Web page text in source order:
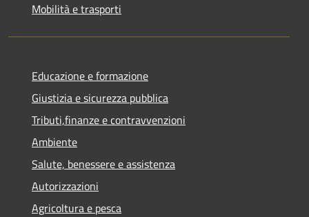
Mobilità e trasporti
Educazione e formazione
Giustizia e sicurezza pubblica
Tributi,finanze e contravvenzioni
Ambiente
Salute, benessere e assistenza
Autorizzazioni
Agricoltura e pesca